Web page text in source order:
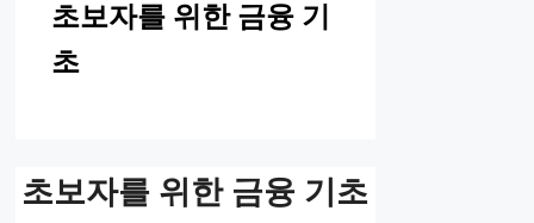
초보자를 위한 금융 기
초
초보자를 위한 금융 기초